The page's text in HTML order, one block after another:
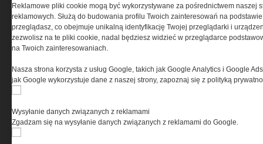
Reklamowe pliki cookie mogą być wykorzystywane za pośrednictwem naszej
reklamowych. Służą do budowania profilu Twoich zainteresowań na
przeglądasz, co obejmuje unikalną identyfikację Twojej przeglądarki i
zezwolisz na te pliki cookie, nadal będziesz widzieć w przeglądarce
na Twoich zainteresowaniach.
Nasza strona korzysta z usług Google, takich jak Google Analytics i Google
jak Google wykorzystuje dane z naszej strony, zapoznaj się z polityką
Wysyłanie danych związanych z reklamami
Zgadzam się na wysyłanie danych związanych z reklamami do Google.